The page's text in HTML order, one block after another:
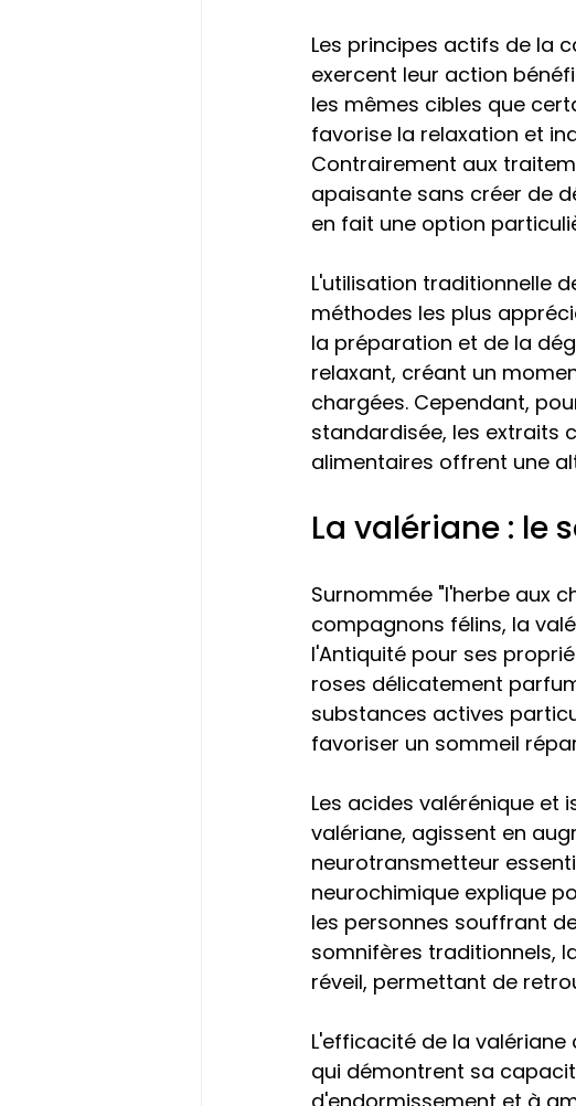
Les principes actifs de la
exercent leur action
les mêmes cibles que
favorise la relaxation et
Contrairement aux
apaisante sans créer de
en fait une option
L'utilisation traditionnelle
méthodes les plus
la préparation et de la
relaxant, créant un
chargées. Cependant,
standardisée, les extraits
alimentaires offrent une
La valériane : le
Surnommée "l'herbe aux
compagnons félins, la
l'Antiquité pour ses
roses délicatement
substances actives
favoriser un sommeil
Les acides valérénique et
valériane, agissent en
neurotransmetteur
neurochimique explique
les personnes souffrant
somnifères traditionnels,
réveil, permettant de
L'efficacité de la
qui démontrent sa